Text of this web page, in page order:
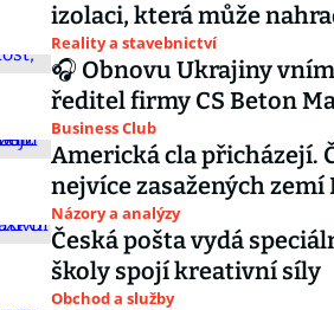
izolaci, která může
Reality a stavebnictví
🎧 Obnovu Ukrajiny
ředitel firmy CS Beton
Business Club
Americká cla přicházejí.
nejvíce zasažených zemí
Názory a analýzy
Česká pošta vydá
školy spojí kreativní síly
Obchod a služby